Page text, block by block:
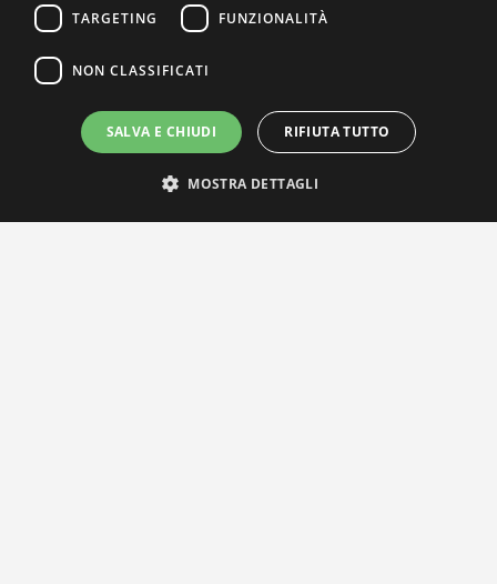
TARGETING FUNZIONALITÀ
NON CLASSIFICATI
SALVA E CHIUDI RIFIUTA TUTTO
MOSTRA DETTAGLI